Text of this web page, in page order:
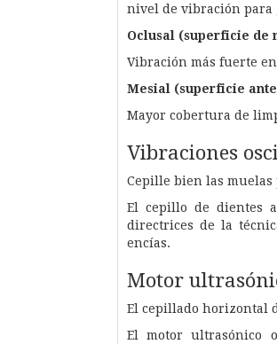
nivel de vibración para
Oclusal (superficie de
Vibración más fuerte
Mesial (superficie
Mayor cobertura de
Vibraciones
Cepille bien las
El cepillo de dientes
directrices de la
encías.
Motor
El cepillado horizontal
El motor ultrasónico